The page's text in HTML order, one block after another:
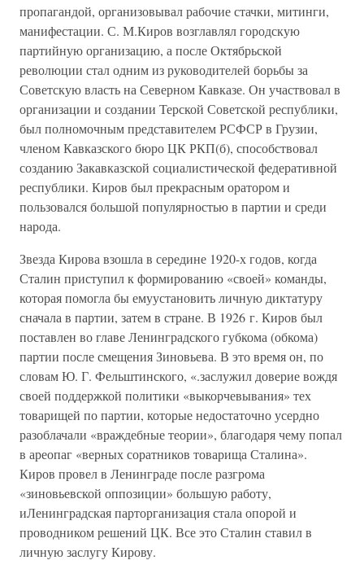
пропагандой, организовывал рабочие стачки, митинги,
манифестации. С. М.Киров возглавлял городскую
партийную организацию, а после Октябрьской
революции стал одним из руководителей борьбы за
Советскую власть на Северном Кавказе. Он участвовал в
организации и создании Терской Советской республики,
был полномочным представителем РСФСР в Грузии,
членом Кавказского бюро ЦК РКП(б), способствовал
созданию Закавказской социалистической федеративной
республики. Киров был прекрасным оратором и
пользовался большой популярностью в партии и среди
народа.
Звезда Кирова взошла в середине 1920-х годов, когда
Сталин приступил к формированию «своей» команды,
которая помогла бы емуустановить личную диктатуру
сначала в партии, затем в стране. В 1926 г. Киров был
поставлен во главе Ленинградского губкома (обкома)
партии после смещения Зиновьева. В это время он, по
словам Ю. Г. Фельштинского, «.заслужил доверие вождя
своей поддержкой политики «выкорчевывания» тех
товарищей по партии, которые недостаточно усердно
разоблачали «враждебные теории», благодаря чему попал
в ареопаг «верных соратников товарища Сталина».
Киров провел в Ленинграде после разгрома
«зиновьевской оппозиции» большую работу,
иЛенинградская парторганизация стала опорой и
проводником решений ЦК. Все это Сталин ставил в
личную заслугу Кирову.